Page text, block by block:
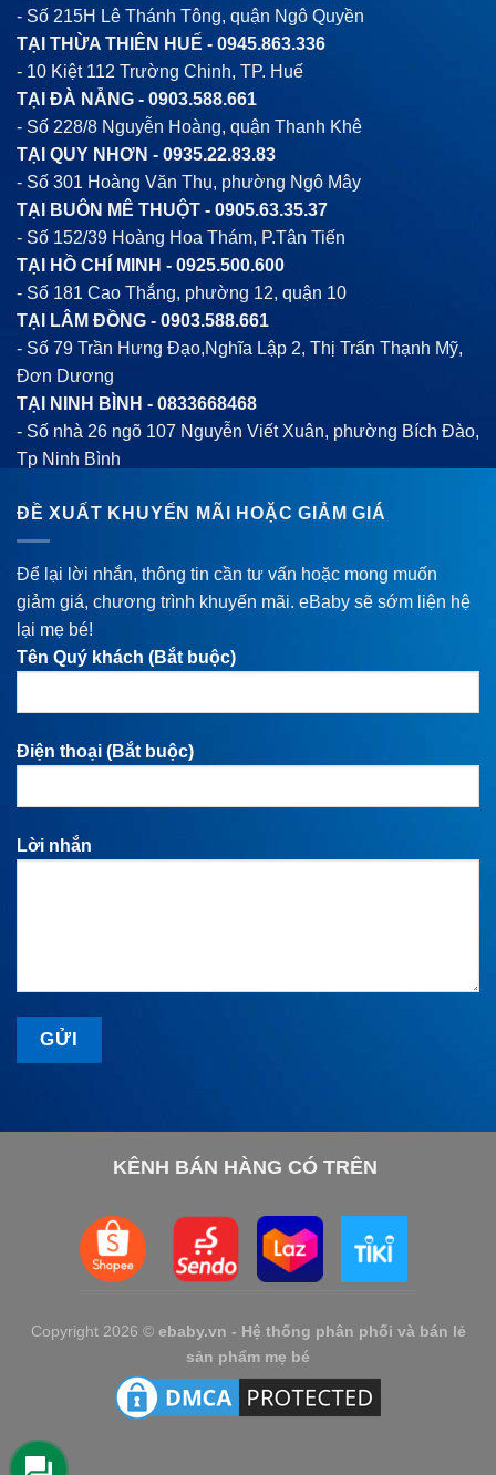
- Số 215H Lê Thánh Tông, quận Ngô Quyền
TẠI THỪA THIÊN HUẾ - 0945.863.336
- 10 Kiệt 112 Trường Chinh, TP. Huế
TẠI ĐÀ NẴNG - 0903.588.661
- Số 228/8 Nguyễn Hoàng, quận Thanh Khê
TẠI QUY NHƠN - 0935.22.83.83
- Số 301 Hoàng Văn Thụ, phường Ngô Mây
TẠI BUÔN MÊ THUỘT - 0905.63.35.37
- Số 152/39 Hoàng Hoa Thám, P.Tân Tiến
TẠI HỒ CHÍ MINH - 0925.500.600
- Số 181 Cao Thắng, phường 12, quận 10
TẠI LÂM ĐỒNG - 0903.588.661
- Số 79 Trần Hưng Đạo,Nghĩa Lập 2, Thị Trấn Thạnh Mỹ,
Đơn Dương
TẠI NINH BÌNH - 0833668468
- Số nhà 26 ngõ 107 Nguyễn Viết Xuân, phường Bích Đào,
Tp Ninh Bình
ĐỀ XUẤT KHUYẾN MÃI HOẶC GIẢM GIÁ
Để lại lời nhắn, thông tin cần tư vấn hoặc mong muốn
giảm giá, chương trình khuyến mãi. eBaby sẽ sớm liện hệ
lại mẹ bé!
Tên Quý khách (Bắt buộc)
Điện thoại (Bắt buộc)
Lời nhắn
KÊNH BÁN HÀNG CÓ TRÊN
Copyright 2026 © ebaby.vn - Hệ thống phân phối và bán lẻ
sản phẩm mẹ bé